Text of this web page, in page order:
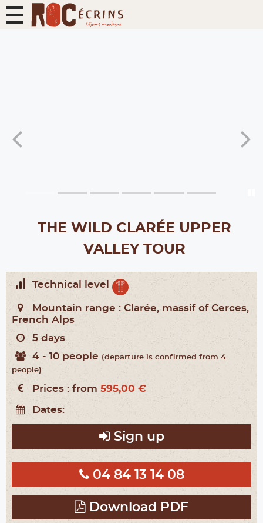
THE WILD CLARÉE UPPER
VALLEY TOUR
Technical level
Mountain range : Clarée, massif of Cerces,
French Alps
5 days
4 - 10 people (departure is confirmed from 4
people)
Prices : from 595,00 €
Dates:
Sign up
04 84 13 14 08
Download PDF